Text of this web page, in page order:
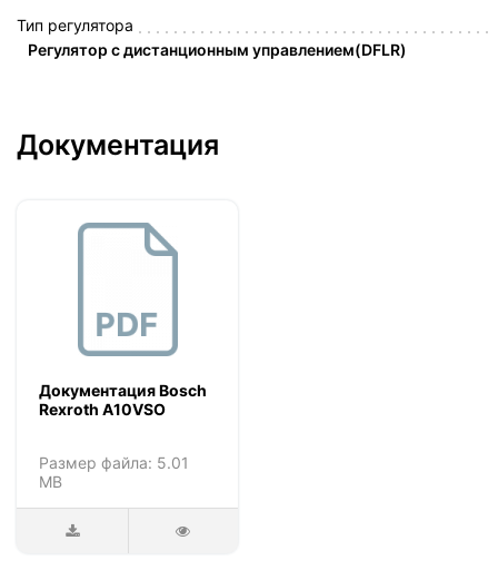
Тип регулятора
Регулятор с дистанционным управлением(DFLR)
Документация
Документация Bosch
Rexroth A10VSO
Размер файла: 5.01
MB